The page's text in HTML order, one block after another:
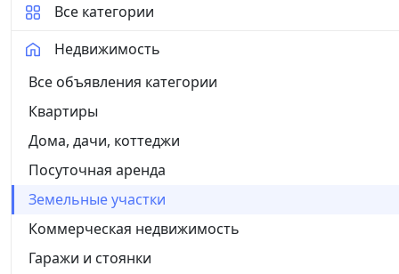
Все категории
Недвижимость
Все объявления категории
Квартиры
Дома, дачи, коттеджи
Посуточная аренда
Земельные участки
Коммерческая недвижимость
Гаражи и стоянки